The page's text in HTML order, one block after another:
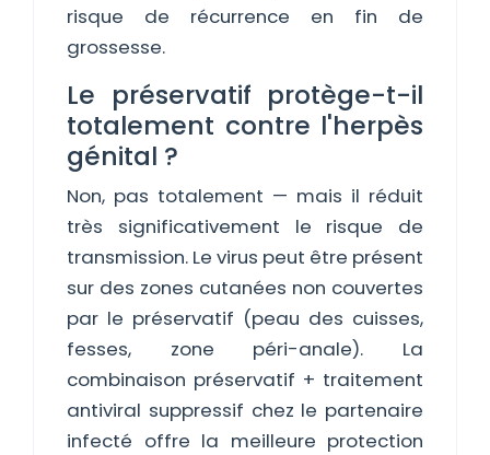
risque de récurrence en fin de
grossesse.
Le préservatif protège-t-il
totalement contre l'herpès
génital ?
Non, pas totalement — mais il réduit
très significativement le risque de
transmission. Le virus peut être présent
sur des zones cutanées non couvertes
par le préservatif (peau des cuisses,
fesses, zone péri-anale). La
combinaison préservatif + traitement
antiviral suppressif chez le partenaire
infecté offre la meilleure protection